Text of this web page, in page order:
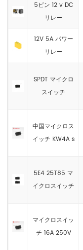
5ピン 12 v DC
リレー
12V 5A パワー
リレー
SPDT マイクロ
スイッチ
中国マイクロス
イッチ KW4A s
5E4 25T85 マ
イクロスイッチ
マイクロスイッ
チ 16A 250V